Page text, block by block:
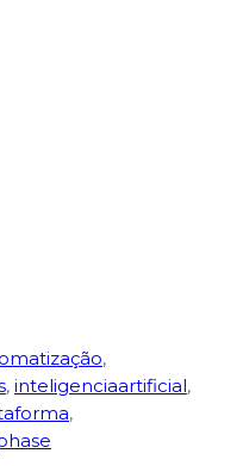
,
, inteligenciaartificial,
,